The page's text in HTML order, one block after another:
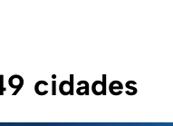
cidades